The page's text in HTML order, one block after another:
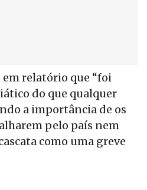
relatório que “foi
do que qualquer
a importância de os
pelo país nem
como uma greve